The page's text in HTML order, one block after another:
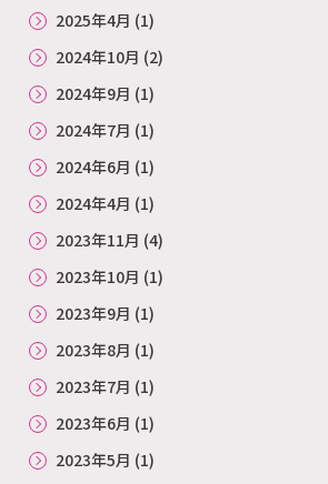
2025年4月 (1)
2024年10月 (2)
2024年9月 (1)
2024年7月 (1)
2024年6月 (1)
2024年4月 (1)
2023年11月 (4)
2023年10月 (1)
2023年9月 (1)
2023年8月 (1)
2023年7月 (1)
2023年6月 (1)
2023年5月 (1)